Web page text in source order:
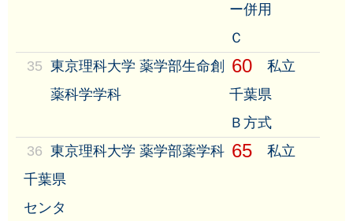
ー併用
Ｃ
35 東京理科大学 薬学部生命創
薬科学学科
60
私立
千葉県
Ｂ方式
36 東京理科大学 薬学部薬学科 65
私立
千葉県
センタ